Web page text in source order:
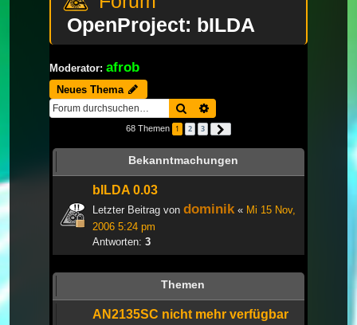
OpenProject: bILDA
Moderator: afrob
Neues Thema
Suche
68 Themen 1 2 3
Bekanntmachungen
bILDA 0.03
Letzter Beitrag von dominik« Mi 15 Nov,
2006 5:24 pm
Antworten: 3
Themen
AN2135SC nicht mehr verfügbar